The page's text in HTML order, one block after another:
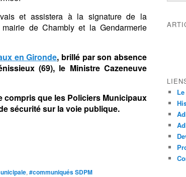
et assistera à la signature de la
de Chambly et la Gendarmerie
en Gironde, brillé par son absence
(69), le Ministre Cazeneuve
compris que les Policiers Municipaux
sécurité sur la voie publique.
, #communiqués SDPM